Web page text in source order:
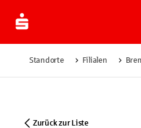
Standorte Filialen
Zurück zur Liste